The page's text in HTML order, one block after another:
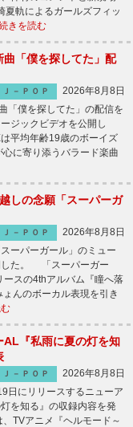
軌によるガールズフィッ
きを読む
「僕を探してた」配
Ｊ－ＰＯＰ
2026年8月8日
「僕を探してた」の配信を
ジックビデオを公開し
平均年齢19歳のボーイズ
に寄り添うバラード楽曲
しの念願「スーパーガ
Ｊ－ＰＯＰ
2026年8月8日
ーパーガール」のミュー
した。 「スーパーガー
ースの4thアルバム『瞳へ落
んのボーカル表現を引き
AL『私雨に夏の灯を知
Ｊ－ＰＯＰ
2026年8月8日
日にリリースするニューア
を知る』の収録内容を発
TVアニメ『ヘルモード～